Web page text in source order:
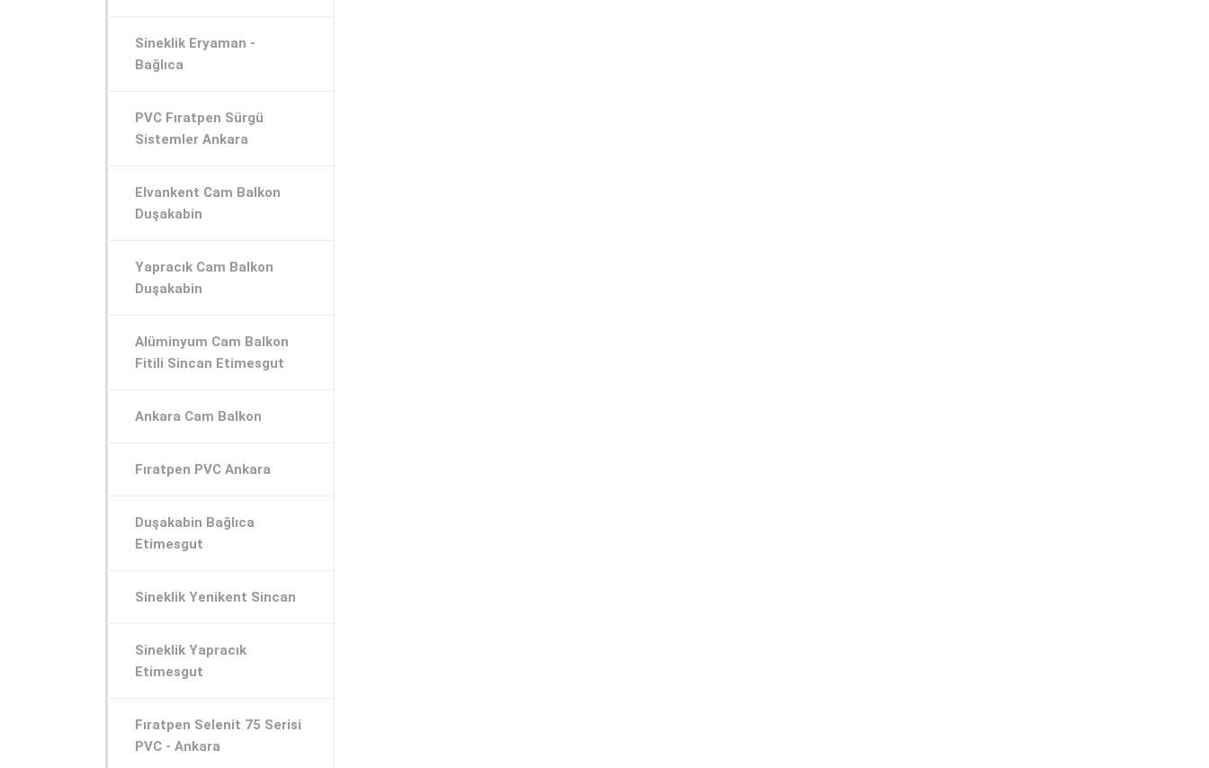
Sineklik Eryaman -
Bağlıca
PVC Fıratpen Sürgü
Sistemler Ankara
Elvankent Cam Balkon
Duşakabin
Yapracık Cam Balkon
Duşakabin
Alüminyum Cam Balkon
Fitili Sincan Etimesgut
Ankara Cam Balkon
Fıratpen PVC Ankara
Duşakabin Bağlıca
Etimesgut
Sineklik Yenikent Sincan
Sineklik Yapracık
Etimesgut
Fıratpen Selenit 75 Serisi
PVC - Ankara